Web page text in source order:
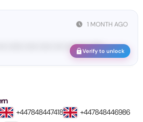
1 MONTH AGO
•••••• ••••• ••••• •••• •••• •••• ••••••Verify to unlock
+447848447418
+447848446986